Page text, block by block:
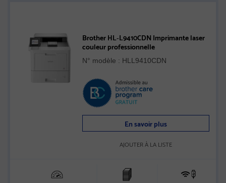
Brother HL‐L9410CDN Imprimante laser
couleur professionnelle
N° modèle : HLL9410CDN
En savoir plus
AJOUTER À LA LISTE